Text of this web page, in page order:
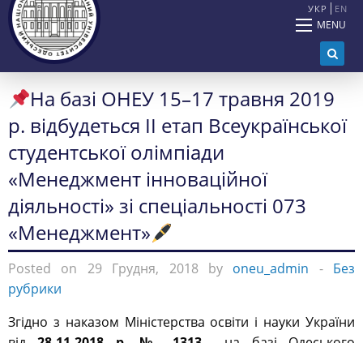
УКР EN
MENU
На базі ОНЕУ 15–17 травня 2019
р. відбудеться ІІ етап Всеукраїнської
студентської олімпіади
«Менеджмент інноваційної
діяльності» зі спеціальності 073
«Менеджмент»
Posted on 29 Грудня, 2018 by oneu_admin - Без
рубрики
Згідно з наказом Міністерства освіти і науки України